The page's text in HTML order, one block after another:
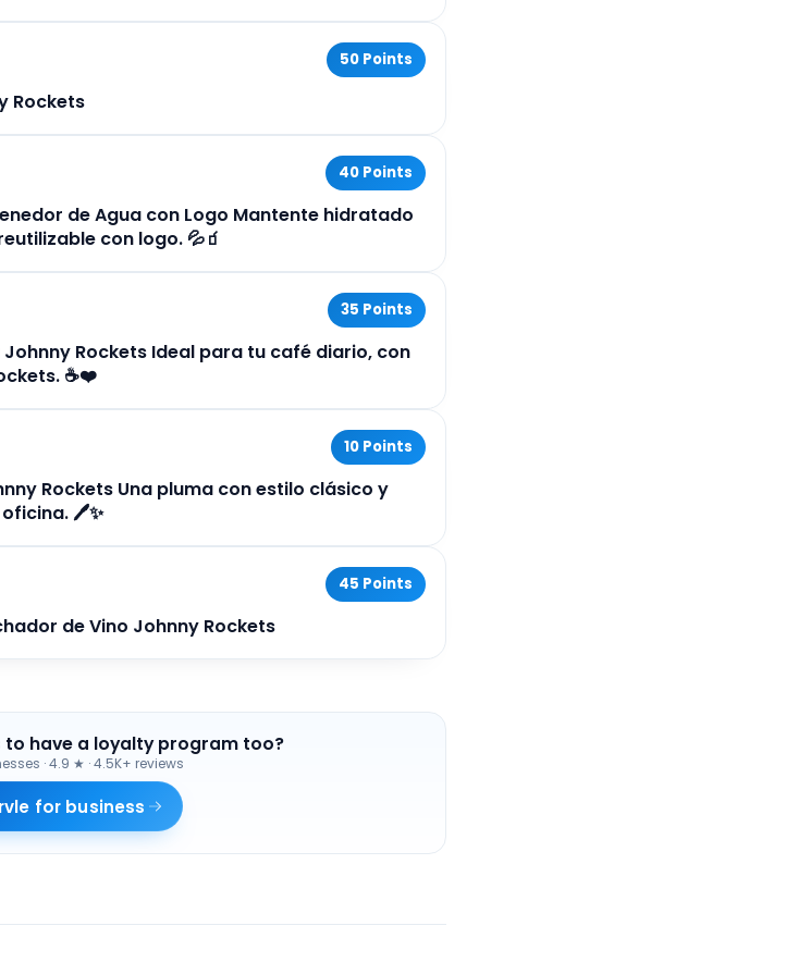
50 Points
Rockets
40 Points
de Agua con Logo Mantente hidratado
con logo. 💦🧃
35 Points
Johnny Rockets Ideal para tu café diario, con
☕️❤️
10 Points
Rockets Una pluma con estilo clásico y
🖊️✨
45 Points
de Vino Johnny Rockets
to have a loyalty program too?
·4.9 ★ · 4.5K+ reviews
for business